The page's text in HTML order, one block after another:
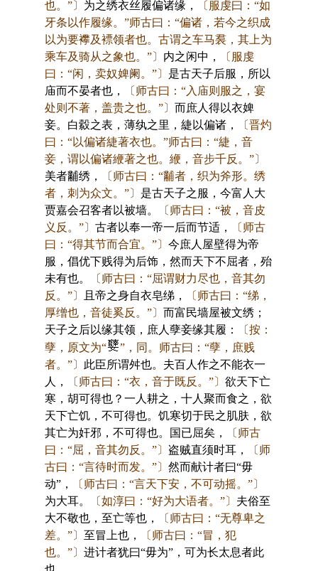
也。”〕 为之绣衣丝履偏诸缘，
〔服虔曰：“如
牙条以作履缘。”师古曰：“偏诸，若今之织成
以为要襻及褾领者也。古谓之车马裠，其上为
乘车及骑从之象也。”〕 内之闲中，
〔服虔
曰：“闲，卖奴婢阑。”〕 是古天子后服，所以
庙而不晏者也，
〔师古曰：“入庙则服之，宴
处则不著，盖贵之也。”〕 而庶人得以衣婢
妾。白縠之表，薄纨之里，緁以偏诸，
〔晋灼
曰：“以偏诸緁著衣也。”师古曰：“緁，音
妾，谓以偏诸緶著之也。緶，音步千反。”〕
美者黼绣，
〔师古曰：“黼者，织为斧形。绣
者，刺为众文。”〕 是古天子之服，今富人大
贾嘉会召客者以被墙。
〔师古曰：“被，音皮
义反。”〕 古者以奉一帝一后而节适，
〔师古
曰：“得其节而合宜。”〕 今庶人屋壁得为帝
服，倡优下贱得为后饰，然而天下不屈者，殆
未有也。
〔师古曰：“屈谓财力尽也，音其勿
反。”〕
且帝之身自衣皂绨，
〔师古曰：“绨，
厚缯也，音徒奚反。”〕 而富民墙屋被文绣；
天子之后以缘其领，庶人孽妾缘其履：
〔按：
孽，原文为“
”，同。师古曰：“孽，庶贱
者。”〕 此臣所谓舛也。夫百人作之不能衣一
人，
〔师古曰：“衣，音于既反。”〕 欲天下亡
寒，胡可得也？一人耕之，十人聚而食之，欲
天下亡饥，不可得也。饥寒切于民之肌肤，欲
其亡为奸邪，不可得也。国已屈矣，
〔师古
曰：“屈，音其勿反。”〕 盗贼直须时耳，
〔师
古曰：“言待时而发。”〕 然而献计者曰“毋
动”，
〔师古曰：“言天下安，不可动摇。”〕
为大耳。
〔如淳曰：“好为大语者。”〕 夫俗至
大不敬也，至亡等也，
〔师古曰：“无尊卑之
差。”〕 至冒上也，
〔师古曰：“冒，犯
也。”〕 进计者犹曰“毋为”，可为长太息者此